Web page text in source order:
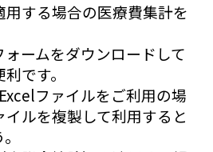
用する場合の医療費集計を
ームをダウンロードして
です。
ファイルをご利用の場
ルを複製して利用すると